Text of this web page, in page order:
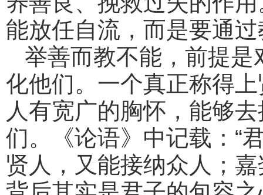
能放任自流，而是要通
举善而教不能，前提是
化他们。一个真正称得
人有宽广的胸怀，能够
们。《论语》中记载：“
贤人，又能接纳众人；